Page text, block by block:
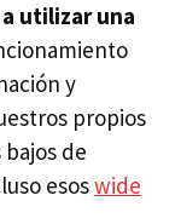
utilizar una
y
propios
de
esoswide